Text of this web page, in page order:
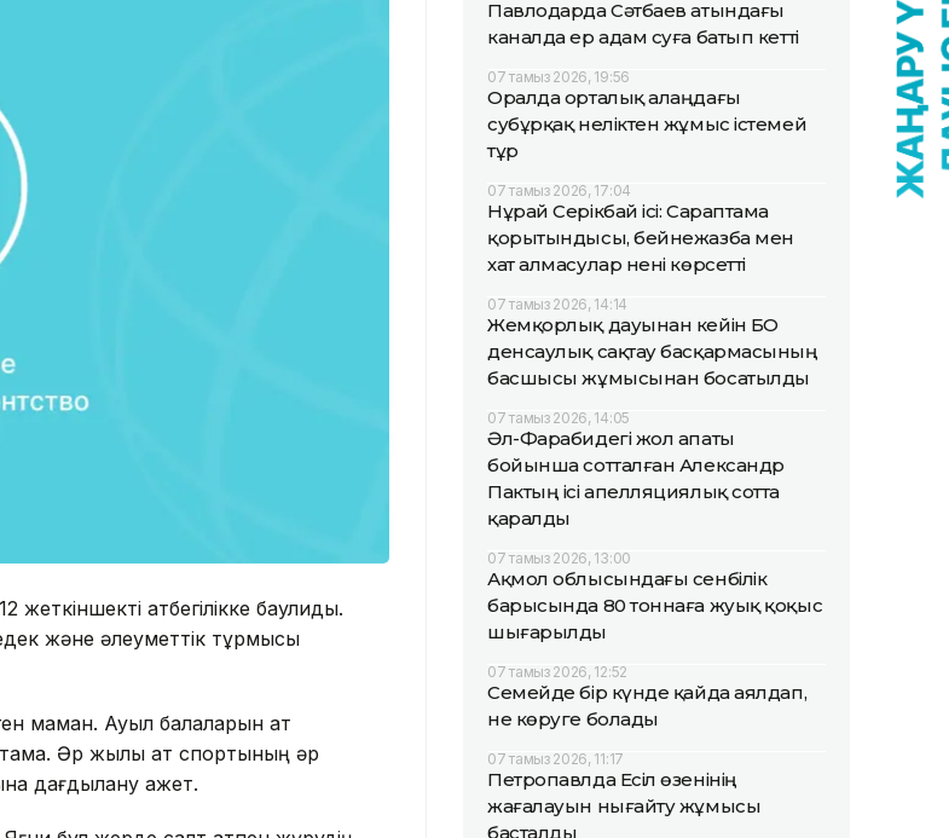
атбегілікке баулиды.
және әлеуметтік тұрмысы
маман. Ауыл балаларын ат
Әр жылқы ат спортының әр
дағдылану қажет.
Павлодарда Сәтбаев атындағы
каналда ер адам суға батып кетті
07 тамыз 2026, 19:56
Оралда орталық алаңдағы
субұрқақ неліктен жұмыс істемей
тұр
07 тамыз 2026, 17:04
Нұрай Серікбай ісі: Сараптама
қорытындысы, бейнежазба мен
хат алмасулар нені көрсетті
07 тамыз 2026, 14:14
Жемқорлық дауынан кейін БҚО
денсаулық сақтау басқармасының
басшысы жұмысынан босатылды
07 тамыз 2026, 14:05
Әл-Фарабидегі жол апаты
бойынша сотталған Александр
Пактың ісі апелляциялық сотта
қаралды
07 тамыз 2026, 13:00
Ақмол облысындағы сенбілік
барысында 80 тоннаға жуық қоқыс
шығарылды
07 тамыз 2026, 12:52
Семейде бір күнде қайда аялдап,
не көруге болады
07 тамыз 2026, 11:17
Петропавлда Есіл өзенінің
жағалауын нығайту жұмысы
басталды